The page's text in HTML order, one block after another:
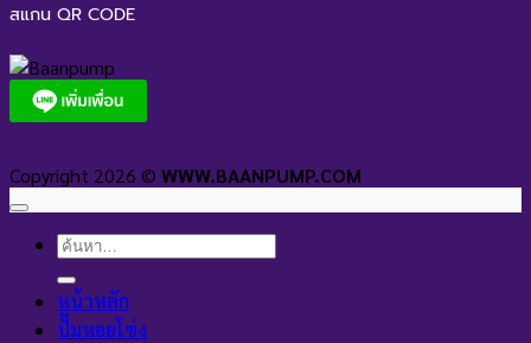
สแกน QR CODE
Copyright 2026 © WWW.BAANPUMP.COM
ค้นหา:
หน้าหลัก
ปั๊มหอยโข่ง